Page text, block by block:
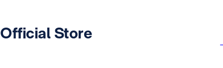
Official Store